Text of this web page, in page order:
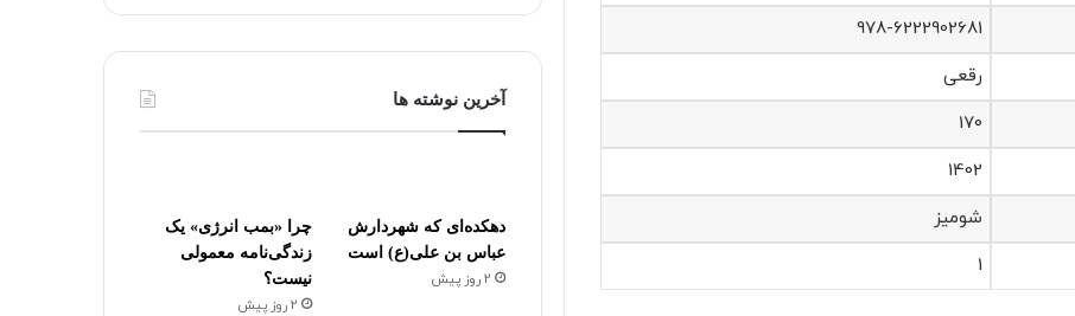
978-6222902681
رقعی
170
1402
شومیز
1
آخرین نوشته ها
دهکده‌ای که شهردارش
عباس بن علی(ع) است
2 روز پیش
چرا «بمب انرژی» یک
زندگی‌نامه معمولی
نیست؟
2 روز پیش